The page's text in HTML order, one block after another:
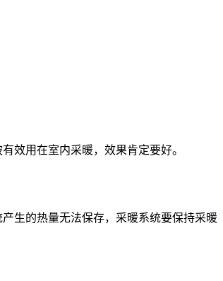
效用在室内采暖，效果肯定要好。
生的热量无法保存，采暖系统要保持采暖